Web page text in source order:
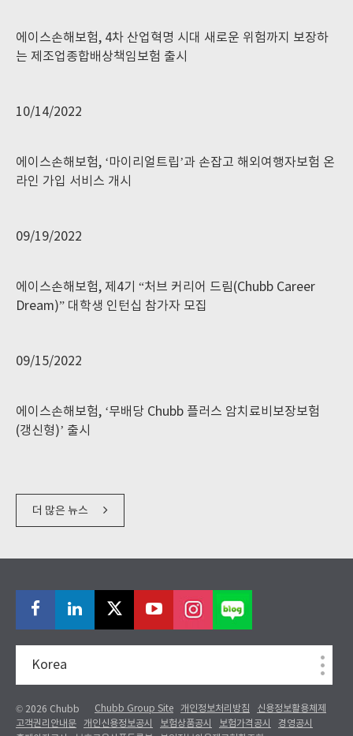
에이스손해보험, 4차 산업혁명 시대 새로운 위험까지 보장하
는 제조업종합배상책임보험 출시
10/14/2022
에이스손해보험, ‘마이리얼트립’과 손잡고 해외여행자보험 온
라인 가입 서비스 개시
09/19/2022
에이스손해보험, 제4기 “처브 커리어 드림(Chubb Career
Dream)” 대학생 인턴십 참가자 모집
09/15/2022
에이스손해보험, ‘무배당 Chubb 플러스 암치료비보장보험
(갱신형)’ 출시
더 많은 뉴스
Korea
© 2026 Chubb Chubb Group Site 개인정보처리방침
신용정보활용체제
고객권리안내문
개인신용정보공시 보험상품공시 보험가격공시
경영공시